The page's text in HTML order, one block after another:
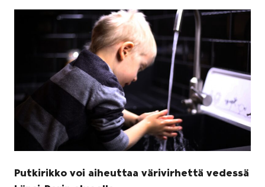
Putkirikko voi aiheuttaa värivirhettä vedessä